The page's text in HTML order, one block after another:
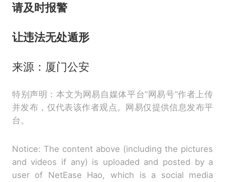
请及时报警
让违法无处遁形
来源：厦门公安
特别声明：本文为网易自媒体平台“网易号”作者上传
并发布，仅代表该作者观点。网易仅提供信息发布平
台。
Notice: The content above (including the pictures
and videos if any) is uploaded and posted by a
user of NetEase Hao, which is a social media